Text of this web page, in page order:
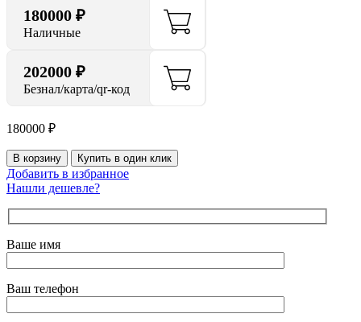
180000 ₽
Наличные
202000 ₽
Безнал/карта/qr-код
180000 ₽
В корзину Купить в один клик
Добавить в избранное
Нашли дешевле?
Ваше имя
Ваш телефон